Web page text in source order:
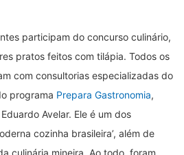
participam do concurso culinário,
pratos feitos com tilápia. Todos os
com consultorias especializadas do
programa Prepara Gastronomia,
Avelar. Ele é um dos
cozinha brasileira’, além de
culinária mineira. Ao todo, foram